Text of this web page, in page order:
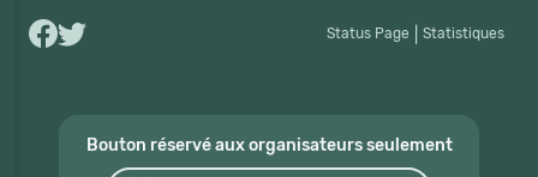
Status Page Statistiques
Bouton réservé aux organisateurs seulement